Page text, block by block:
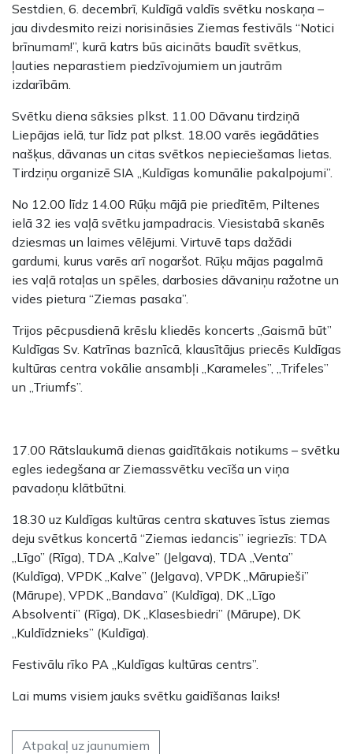
Sestdien, 6. decembrī, Kuldīgā valdīs svētku noskaņa –
jau divdesmito reizi norisināsies Ziemas festivāls “Notici
brīnumam!”, kurā katrs būs aicināts baudīt svētkus,
ļauties neparastiem piedzīvojumiem un jautrām
izdarībām.
Svētku diena sāksies plkst. 11.00 Dāvanu tirdziņā
Liepājas ielā, tur līdz pat plkst. 18.00 varēs iegādāties
našķus, dāvanas un citas svētkos nepieciešamas lietas.
Tirdziņu organizē SIA „Kuldīgas komunālie pakalpojumi”.
No 12.00 līdz 14.00 Rūķu mājā pie priedītēm, Piltenes
ielā 32 ies vaļā svētku jampadracis. Viesistabā skanēs
dziesmas un laimes vēlējumi. Virtuvē taps dažādi
gardumi, kurus varēs arī nogaršot. Rūķu mājas pagalmā
ies vaļā rotaļas un spēles, darbosies dāvaniņu ražotne un
vides pietura “Ziemas pasaka”.
Trijos pēcpusdienā krēslu kliedēs koncerts „Gaismā būt”
Kuldīgas Sv. Katrīnas baznīcā, klausītājus priecēs Kuldīgas
kultūras centra vokālie ansambļi „Karameles”, „Trifeles”
un „Triumfs”.
17.00 Rātslaukumā dienas gaidītākais notikums – svētku
egles iedegšana ar Ziemassvētku vecīša un viņa
pavadoņu klātbūtni.
18.30 uz Kuldīgas kultūras centra skatuves īstus ziemas
deju svētkus koncertā “Ziemas iedancis” iegriezīs: TDA
„Līgo” (Rīga), TDA „Kalve” (Jelgava), TDA „Venta”
(Kuldīga), VPDK „Kalve” (Jelgava), VPDK „Mārupieši”
(Mārupe), VPDK „Bandava” (Kuldīga), DK „Līgo
Absolventi” (Rīga), DK „Klasesbiedri” (Mārupe), DK
„Kuldīdznieks” (Kuldīga).
Festivālu rīko PA „Kuldīgas kultūras centrs”.
Lai mums visiem jauks svētku gaidīšanas laiks!
Atpakaļ uz jaunumiem